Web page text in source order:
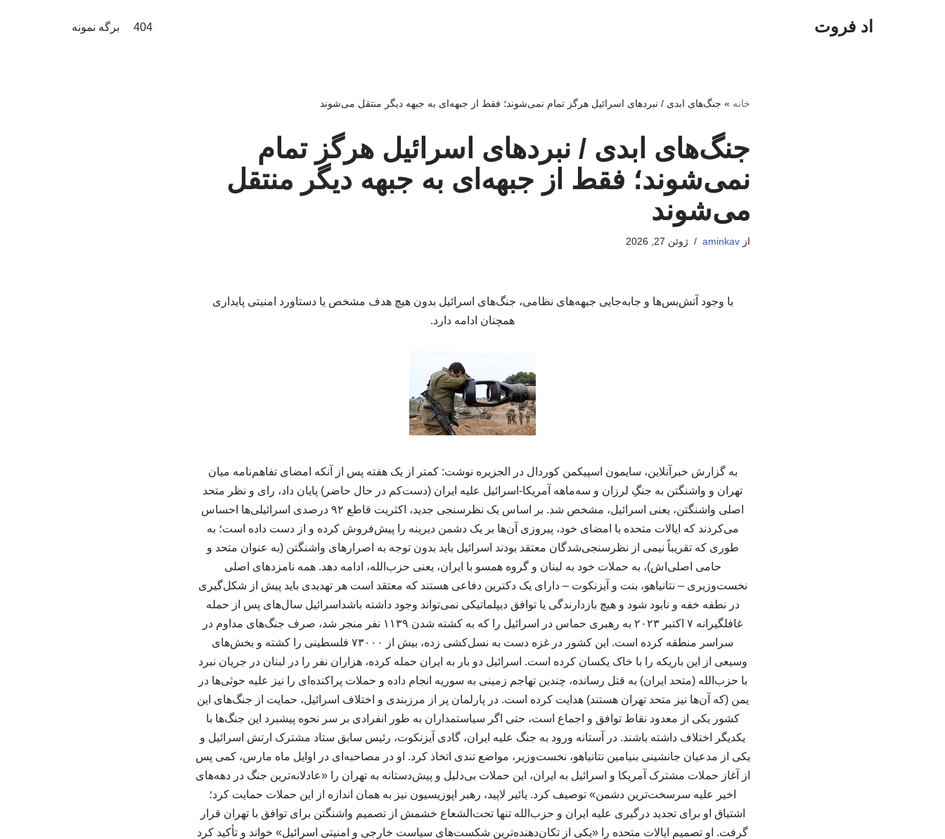
اد فروت 404 برگه نمونه
خانه » جنگ‌های ابدی / نبردهای اسرائیل هرگز تمام نمی‌شوند؛ فقط از جبهه‌ای به جبهه دیگر منتقل می‌شوند
جنگ‌های ابدی / نبردهای اسرائیل هرگز تمام
نمی‌شوند؛ فقط از جبهه‌ای به جبهه دیگر منتقل
می‌شوند
ازaminkav ژوئن 27, 2026
با وجود آتش‌بس‌ها و جابه‌جایی جبهه‌های نظامی، جنگ‌های اسرائیل بدون هیچ هدف مشخص یا دستاورد امنیتی پایداری
همچنان ادامه دارد.
به گزارش خبرآنلاین، سایمون اسپیکمن کوردال در الجزیره نوشت: کمتر از یک هفته پس از آنکه امضای تفاهم‌نامه میان
تهران و واشنگتن به جنگِ لرزان و سه‌ماهه آمریکا-اسرائیل علیه ایران (دست‌کم در حال حاضر) پایان داد، رای و نظر متحد
اصلی واشنگتن، یعنی اسرائیل، مشخص شد. بر اساس یک نظرسنجی جدید، اکثریت قاطع ۹۲ درصدی اسرائیلی‌ها احساس
می‌کردند که ایالات متحده با امضای خود، پیروزی آن‌ها بر یک دشمن دیرینه را پیش‌فروش کرده و از دست داده است؛ به
طوری که تقریباً نیمی از نظرسنجی‌شدگان معتقد بودند اسرائیل باید بدون توجه به اصرارهای واشنگتن (به عنوان متحد و
حامی اصلی‌اش)، به حملات خود به لبنان و گروه همسو با ایران، یعنی حزب‌الله، ادامه دهد. همه نامزدهای اصلی
نخست‌وزیری – نتانیاهو، بنت و آیزنکوت – دارای یک دکترین دفاعی هستند که معتقد است هر تهدیدی باید پیش از شکل‌گیری
در نطفه خفه و نابود شود و هیچ بازدارندگی یا توافق دیپلماتیکی نمی‌تواند وجود داشته باشداسرائیل سال‌های پس از حمله
غافلگیرانه ۷ اکتبر ۲۰۲۳ به رهبری حماس در اسرائیل را که به کشته شدن ۱۱۳۹ نفر منجر شد، صرف جنگ‌های مداوم در
سراسر منطقه کرده است. این کشور در غزه دست به نسل‌کشی زده، بیش از ۷۳۰۰۰ فلسطینی را کشته و بخش‌های
وسیعی از این باریکه را با خاک یکسان کرده است. اسرائیل دو بار به ایران حمله کرده، هزاران نفر را در لبنان در جریان نبرد
با حزب‌الله (متحد ایران) به قتل رسانده، چندین تهاجم زمینی به سوریه انجام داده و حملات پراکنده‌ای را نیز علیه حوثی‌ها در
یمن (که آن‌ها نیز متحد تهران هستند) هدایت کرده است. در پارلمان پر از مرزبندی و اختلاف اسرائیل، حمایت از جنگ‌های این
کشور یکی از معدود نقاط توافق و اجماع است، حتی اگر سیاستمداران به طور انفرادی بر سر نحوه پیشبرد این جنگ‌ها با
یکدیگر اختلاف داشته باشند. در آستانه ورود به جنگ علیه ایران، گادی آیزنکوت، رئیس سابق ستاد مشترک ارتش اسرائیل و
یکی از مدعیان جانشینی بنیامین نتانیاهو، نخست‌وزیر، مواضع تندی اتخاذ کرد. او در مصاحبه‌ای در اوایل ماه مارس، کمی پس
از آغاز حملات مشترک آمریکا و اسرائیل به ایران، این حملات بی‌دلیل و پیش‌دستانه به تهران را «عادلانه‌ترین جنگ در دهه‌های
اخیر علیه سرسخت‌ترین دشمن» توصیف کرد. یائیر لاپید، رهبر اپوزیسیون نیز به همان اندازه از این حملات حمایت کرد؛
اشتیاق او برای تجدید درگیری علیه ایران و حزب‌الله تنها تحت‌الشعاع خشمش از تصمیم واشنگتن برای توافق با تهران قرار
گرفت. او تصمیم ایالات متحده را «یکی از تکان‌دهنده‌ترین شکست‌های سیاست خارجی و امنیتی اسرائیل» خواند و تأکید کرد